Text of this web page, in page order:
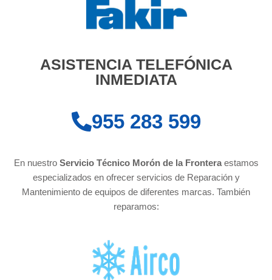
ASISTENCIA TELEFÓNICA
INMEDIATA
955 283 599
En nuestro Servicio Técnico Morón de la Frontera estamos
especializados en ofrecer servicios de Reparación y
Mantenimiento de equipos de diferentes marcas. También
reparamos: